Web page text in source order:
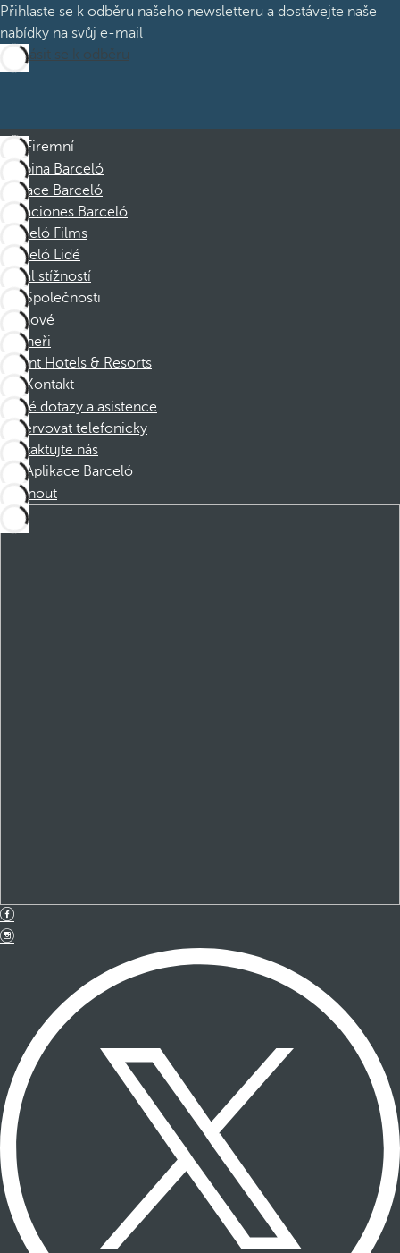
Přihlaste se k odběru našeho newsletteru a dostávejte naše
nabídky na svůj e-mail
Přihlásit se k odběru
Firemní
Skupina Barceló
Nadace Barceló
Vacaciones Barceló
Barceló Films
Barceló Lidé
Kanál stížností
Společnosti
Členové
Partneři
Dorint Hotels & Resorts
Kontakt
Časté dotazy a asistence
Rezervovat telefonicky
Kontaktujte nás
Aplikace Barceló
Stáhnout